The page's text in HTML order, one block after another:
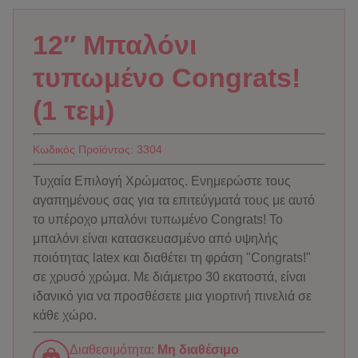
12″ Μπαλόνι
τυπωμένο Congrats!
(1 τεμ)
Κωδικός Προϊόντος: 3304
Τυχαία Επιλογή Χρώματος. Ενημερώστε τους
αγαπημένους σας για τα επιτεύγματά τους με αυτό
το υπέροχο μπαλόνι τυπωμένο Congrats! Το
μπαλόνι είναι κατασκευασμένο από υψηλής
ποιότητας latex και διαθέτει τη φράση "Congrats!"
σε χρυσό χρώμα. Με διάμετρο 30 εκατοστά, είναι
ιδανικό για να προσθέσετε μια γιορτινή πινελιά σε
κάθε χώρο.
Διαθεσιμότητα: Μη διαθέσιμο